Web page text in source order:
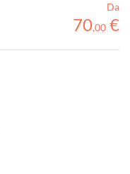
Da
70,00 €